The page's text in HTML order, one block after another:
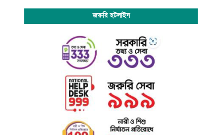
জরুরি হটলাইন